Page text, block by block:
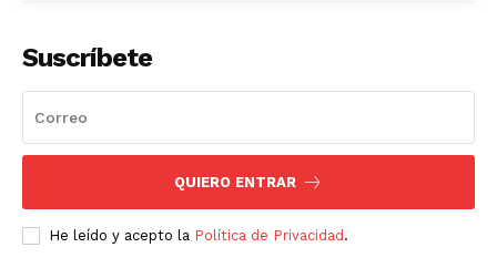
Suscríbete
QUIERO ENTRAR
He leído y acepto la Política de Privacidad.